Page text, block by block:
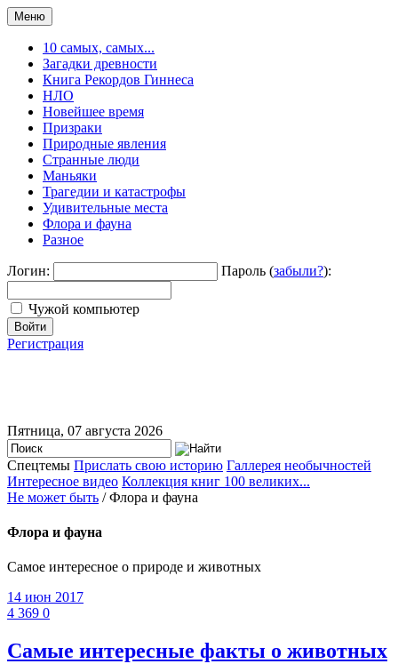
Меню
10 самых, самых...
Загадки древности
Книга Рекордов Гиннеса
НЛО
Новейшее время
Призраки
Природные явления
Странные люди
Маньяки
Трагедии и катастрофы
Удивительные места
Флора и фауна
Разное
Логин: Пароль (забыли?):
Чужой компьютер
Войти
Регистрация
Пятница, 07 августа 2026
Спецтемы Прислать свою историю Галлерея необычностей
Интересное видео Коллекция книг 100 великих...
Не может быть / Флора и фауна
Флора и фауна
Самое интересное о природе и животных
14 июн 2017
4 369 0
Самые интересные факты о животных